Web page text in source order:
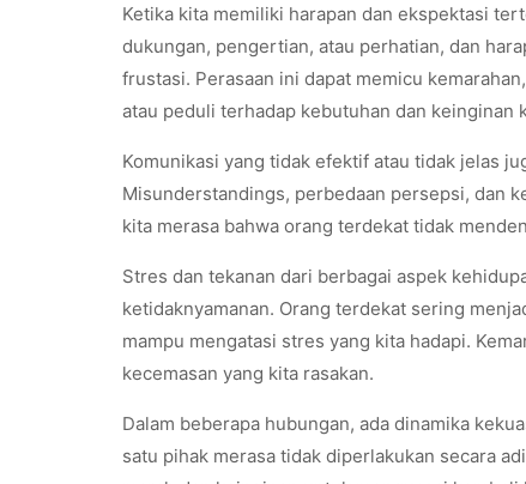
Ketika kita memiliki harapan dan ekspektasi
dukungan, pengertian, atau perhatian, dan
frustasi. Perasaan ini dapat memicu
atau peduli terhadap kebutuhan dan keinginan
Komunikasi yang tidak efektif atau tidak jelas
Misunderstandings, perbedaan persepsi, dan
kita merasa bahwa orang terdekat tidak
Stres dan tekanan dari berbagai aspek
ketidaknyamanan. Orang terdekat sering
mampu mengatasi stres yang kita hadapi.
kecemasan yang kita rasakan.
Dalam beberapa hubungan, ada dinamika
satu pihak merasa tidak diperlakukan secara